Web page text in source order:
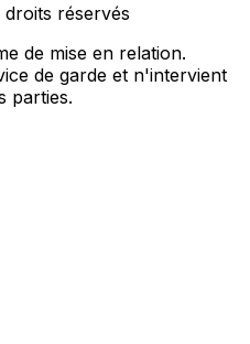
droits réservés
de mise en relation.
de garde et n'intervient
parties.